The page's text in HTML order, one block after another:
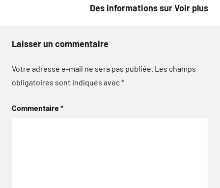
Des informations sur Voir plus
Laisser un commentaire
Votre adresse e-mail ne sera pas publiée. Les champs
obligatoires sont indiqués avec*
Commentaire*